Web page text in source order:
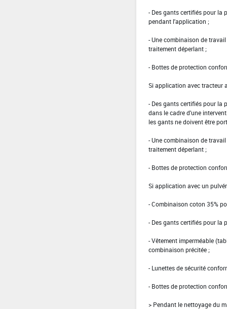
- Des gants certifiés pour la
pendant l'application ;
- Une combinaison de
traitement déperlant ;
- Bottes de protection
Si application avec tracteur
- Des gants certifiés pour la
dans le cadre d'une
les gants ne doivent être
- Une combinaison de
traitement déperlant ;
- Bottes de protection
Si application avec un
- Combinaison coton 35%
- Des gants certifiés pour la
- Vêtement imperméable
combinaison précitée ;
- Lunettes de sécurité
- Bottes de protection
> Pendant le nettoyage du